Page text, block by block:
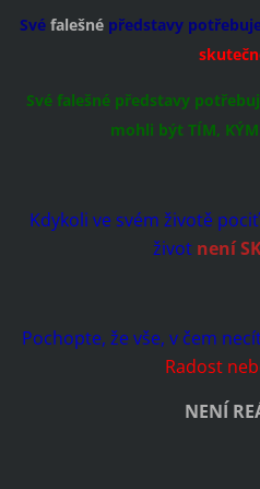
Své falešnépředstavy
Své falešné představy
mohli být TÍM, KÝM
Kdykoli ve svém životě
život není
Pochopte, že vše, v čem
Radost
NENÍ